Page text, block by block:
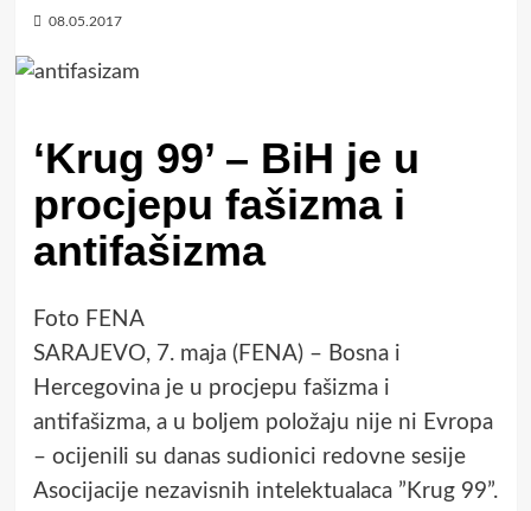
08.05.2017
‘Krug 99’ – BiH je u
procjepu fašizma i
antifašizma
Foto FENA
SARAJEVO, 7. maja (FENA) – Bosna i
Hercegovina je u procjepu fašizma i
antifašizma, a u boljem položaju nije ni Evropa
– ocijenili su danas sudionici redovne sesije
Asocijacije nezavisnih intelektualaca ”Krug 99”.